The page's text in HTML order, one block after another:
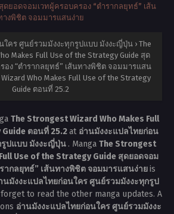
ยอดจอมเวทผู้ครอบครอง “ตำรากลยุทธ์” เส้น
างพิชิต จอมมารแสนง่าย
ใคร ศูนย์รวมมังงะทุกรูปแบบ มังงะญี่ปุ่น › The
Makes Full Use of the Strategy Guide สุด
อง “ตำรากลยุทธ์” เส้นทางพิชิต จอมมารแสน
Who Makes Full Use of the Strategy
Guide ตอนที่ 25.2
The Strongest Wizard Who Makes Full
ตอนที่ 25.2at อ่านมังงะแปลไทยก่อน
รูปแบบ มังงะญี่ปุ่น . Manga The Strongest
Use of the Strategy Guide สุดยอดจอม
ากลยุทธ์” เส้นทางพิชิต จอมมารแสนง่ายis
นมังงะแปลไทยก่อนใคร ศูนย์รวมมังงะทุกรูป
forget to read the other manga updates. A
อ่านมังงะแปลไทยก่อนใคร ศูนย์รวมมังงะ